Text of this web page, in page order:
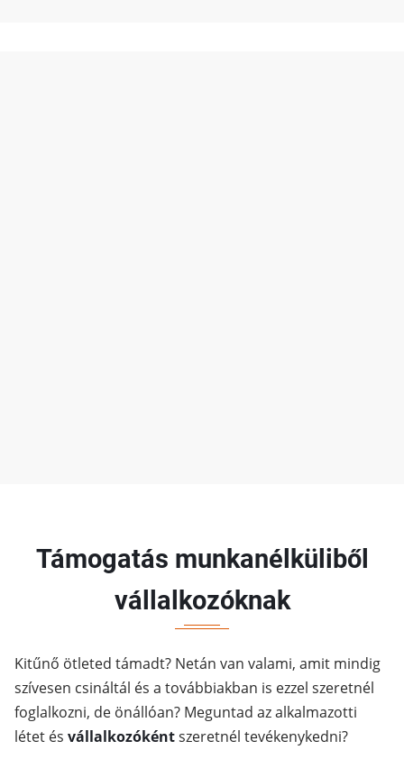
Támogatás munkanélküliből
vállalkozóknak
Kitűnő ötleted támadt? Netán van valami, amit mindig
szívesen csináltál és a továbbiakban is ezzel szeretnél
foglalkozni, de önállóan? Meguntad az alkalmazotti
létet és vállalkozókéntszeretnél tevékenykedni?